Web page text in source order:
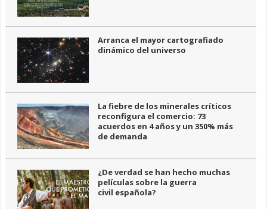
Arranca el mayor cartografiado
dinámico del universo
La fiebre de los minerales críticos
reconfigura el comercio: 73
acuerdos en 4 años y un 350% más
de demanda
¿De verdad se han hecho muchas
películas sobre la guerra
civil española?